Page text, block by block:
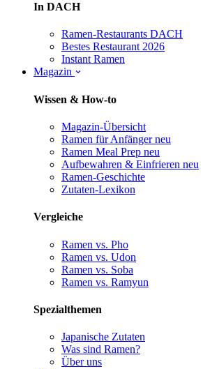
In DACH
Ramen-Restaurants DACH
Bestes Restaurant 2026
Instant Ramen
Magazin
Wissen & How-to
Magazin-Übersicht
Ramen für Anfänger neu
Ramen Meal Prep neu
Aufbewahren & Einfrieren neu
Ramen-Geschichte
Zutaten-Lexikon
Vergleiche
Ramen vs. Pho
Ramen vs. Udon
Ramen vs. Soba
Ramen vs. Ramyun
Spezialthemen
Japanische Zutaten
Was sind Ramen?
Über uns